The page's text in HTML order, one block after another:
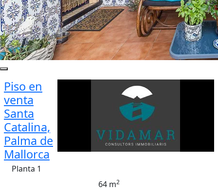
Piso en
venta
Santa
Catalina,
Palma de
Mallorca
Planta 1
64 m2